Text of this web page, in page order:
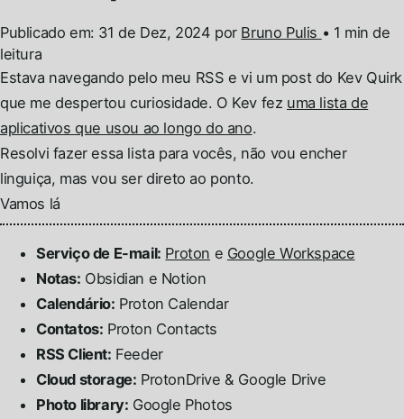
Publicado em: 31 de Dez, 2024 por Bruno Pulis • 1 min de
leitura
Permalink
Estava navegando pelo meu RSS e vi um post do Kev Quirk
que me despertou curiosidade. O Kev fez uma lista de
aplicativos que usou ao longo do ano.
Resolvi fazer essa lista para vocês, não vou encher
linguiça, mas vou ser direto ao ponto.
Vamos lá
Serviço de E-mail: Proton e Google Workspace
Notas: Obsidian e Notion
Calendário: Proton Calendar
Contatos: Proton Contacts
RSS Client: Feeder
Cloud storage: ProtonDrive & Google Drive
Photo library: Google Photos